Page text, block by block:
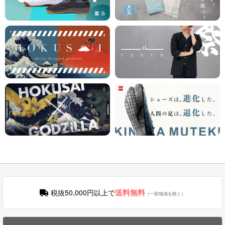
税抜50,000円以上で送料無料（一部地域を除く）